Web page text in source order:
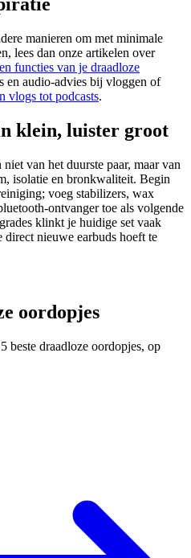
manieren om met minimale
lees dan onze artikelen over
functies van je draadloze
en audio-advies bij vloggen of
vlogs tot podcasts.
klein, luister groot
van het duurste paar, maar van
isolatie en bronkwaliteit. Begin
voeg stabilizers, wax
ontvanger toe als volgende
klinkt je huidige set vaak
nieuwe earbuds hoeft te
oordopjes
beste draadloze oordopjes, op